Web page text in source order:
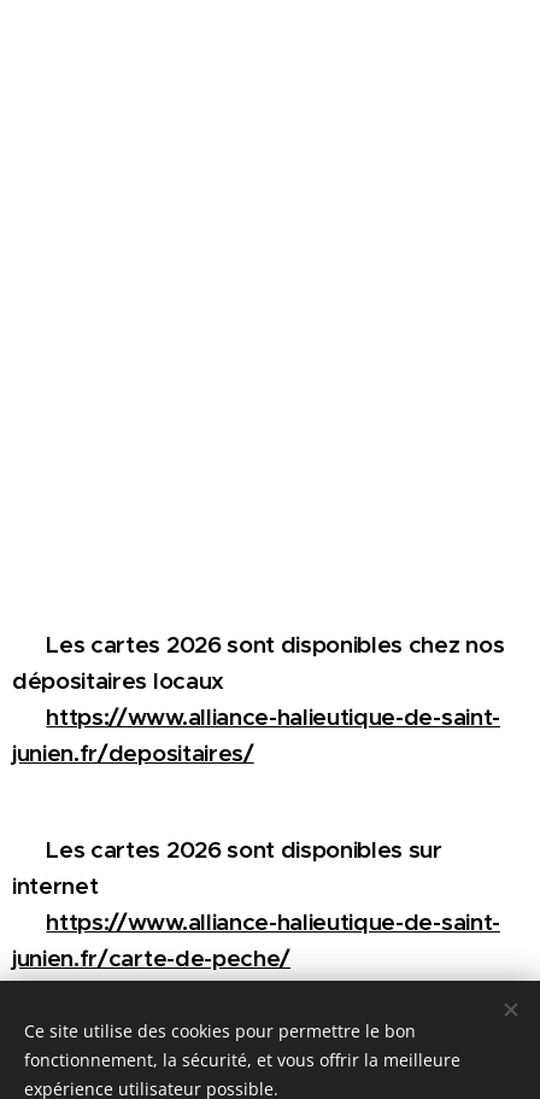
😀 Les cartes 2026 sont disponibles chez nos
dépositaires locaux
https://www.alliance-halieutique-de-saint-
junien.fr/depositaires/
😀 Les cartes 2026 sont disponibles sur
internet
https://www.alliance-halieutique-de-saint-
junien.fr/carte-de-peche/
Ce site utilise des cookies pour permettre le bon
fonctionnement, la sécurité, et vous offrir la meilleure
expérience utilisateur possible.